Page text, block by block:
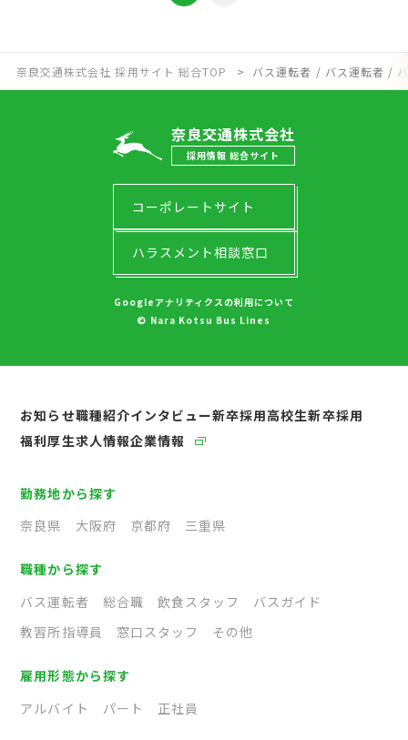
奈良交通株式会社 採用サイト 総合TOP バス運転者 / バス運転者 /
奈良交通株式会社
採用情報 総合サイト
コーポレートサイト
ハラスメント相談窓口
Googleアナリティクスの利用について
© Nara Kotsu Bus Lines
お知らせ職種紹介インタビュー新卒採用高校生新卒採用
福利厚生求人情報企業情報
勤務地から探す
奈良県
大阪府 京都府 三重県
職種から探す
バス運転者
総合職 飲食スタッフ
バスガイド
教習所指導員
窓口スタッフ その他
雇用形態から探す
アルバイト
パート 正社員